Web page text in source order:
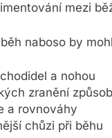
mezi
naboso by
a nohou
zranění
a rovnováhy
chůzi při běhu